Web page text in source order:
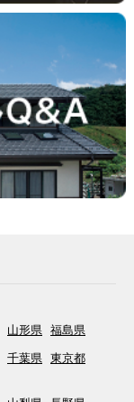
山形県 福島県
千葉県 東京都